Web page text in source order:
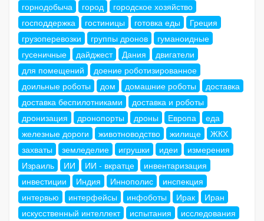
горнодобыча
город
городское хозяйство
господдержка
гостиницы готовка еды
Греция
грузоперевозки
группы дронов
гуманоидные
гусеничные
дайджест Дания
двигатели
для помещений
доение роботизированное
доильные роботы
дом домашние роботы
доставка
доставка беспилотниками
доставка и роботы
дронизация
дронопорты дроны Европа
еда
железные дороги
животноводство жилище
ЖКХ
захваты
земледелие игрушки идеи
измерения
Израиль
ИИ ИИ - вкратце
инвентаризация
инвестиции
Индия Иннополис
инспекция
интервью
интерфейсы инфоботы Ирак
Иран
искусственный интеллект
испытания
исследования